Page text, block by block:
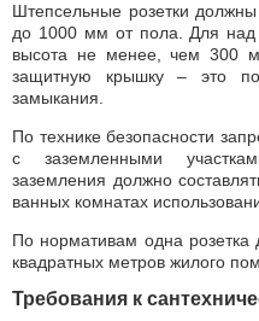
Штепсельные розетки
до 1000 мм от пола. Для над
высота не менее, чем 300
защитную крышку – это
замыкания.
По технике безопасности
с заземленными
заземления должно
ванных комнатах
По нормативам одна
квадратных метров жилого
Требования к